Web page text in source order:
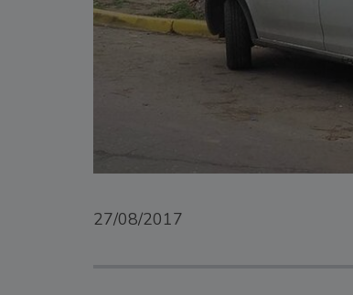
27/08/2017